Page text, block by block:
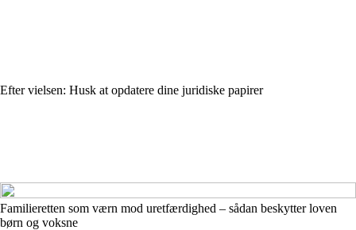
Efter vielsen: Husk at opdatere dine juridiske papirer
Familieretten som værn mod uretfærdighed – sådan beskytter loven
børn og voksne